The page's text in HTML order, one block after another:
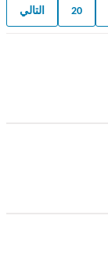
20 التالي